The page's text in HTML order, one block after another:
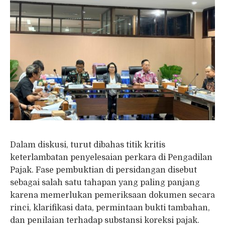
Dalam diskusi, turut dibahas titik kritis
keterlambatan penyelesaian perkara di Pengadilan
Pajak. Fase pembuktian di persidangan disebut
sebagai salah satu tahapan yang paling panjang
karena memerlukan pemeriksaan dokumen secara
rinci, klarifikasi data, permintaan bukti tambahan,
dan penilaian terhadap substansi koreksi pajak.